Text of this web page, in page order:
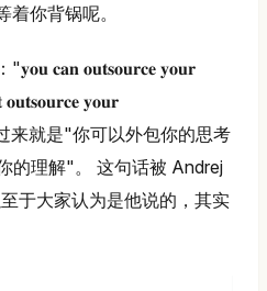
你背锅呢。
𝐜𝐚𝐧 𝐨𝐮𝐭𝐬𝐨𝐮𝐫𝐜𝐞 𝐲𝐨𝐮𝐫
𝐨𝐮𝐭𝐬𝐨𝐮𝐫𝐜𝐞 𝐲𝐨𝐮𝐫
来就是"你可以外包你的思考
的理解"。 这句话被 Andrej
于大家认为是他说的，其实